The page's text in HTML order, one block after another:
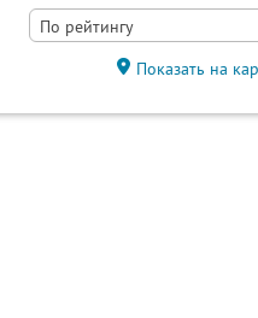
По рейтингу
Показать на